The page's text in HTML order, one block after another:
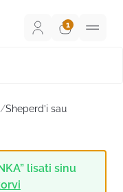
/Sheperd’i sau
lisati sinu